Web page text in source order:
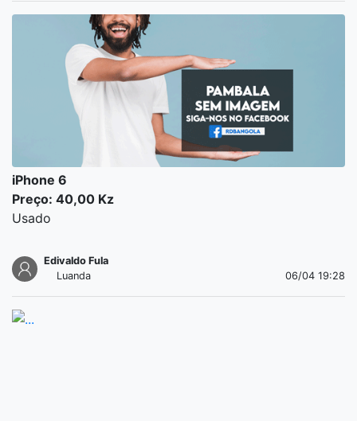
iPhone 6
Preço: 40,00 Kz
Usado
Edivaldo Fula
Luanda
06/04 19:28